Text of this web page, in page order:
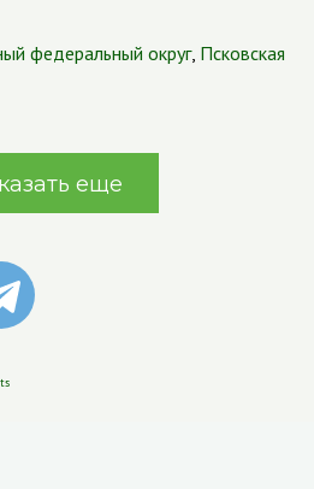
федеральный округ, Псковская
еще